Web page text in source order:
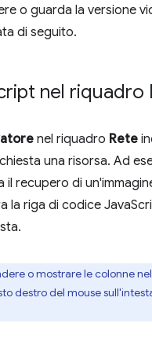
o guarda la versione
di seguito.
nel riquadro
nel riquadro Rete
una risorsa. Ad
il recupero di
la riga di codice
o mostrare le colonne
destro del mouse